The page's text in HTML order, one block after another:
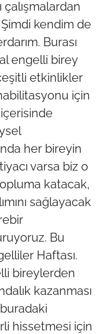
çalışmalardan
kendim de
Burası
engelli birey
etkinlikler
için
her bireyin
varsa biz o
katacak,
sağlayacak
Bu
Haftası.
bireylerden
kazanması
hissetmesi için